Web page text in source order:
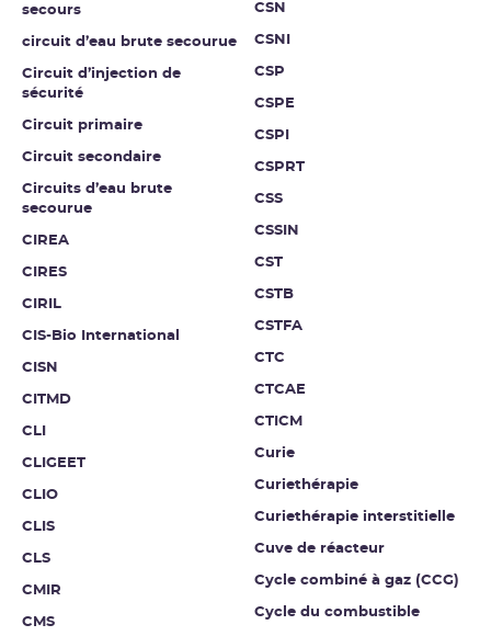
secours
circuit d’eau brute secourue
Circuit d’injection de
sécurité
Circuit primaire
Circuit secondaire
Circuits d’eau brute
secourue
CIREA
CIRES
CIRIL
CIS-Bio International
CISN
CITMD
CLI
CLIGEET
CLIO
CLIS
CLS
CMIR
CMS
CSN
CSNI
CSP
CSPE
CSPI
CSPRT
CSS
CSSIN
CST
CSTB
CSTFA
CTC
CTCAE
CTICM
Curie
Curiethérapie
Curiethérapie interstitielle
Cuve de réacteur
Cycle combiné à gaz (CCG)
Cycle du combustible